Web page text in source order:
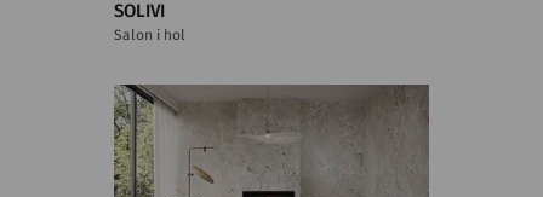
SOLIVI
Salon i hol